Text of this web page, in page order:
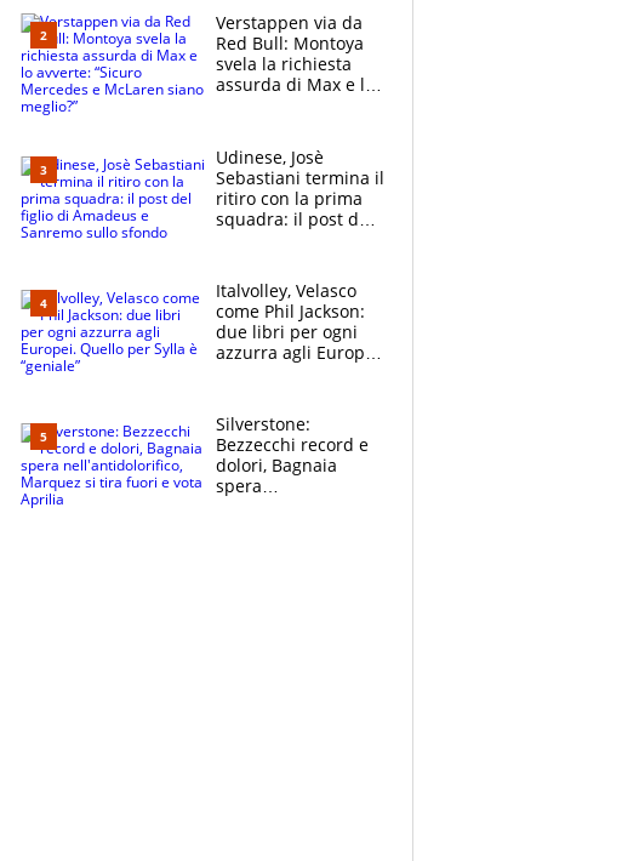
azzurri
Verstappen via da
Red Bull: Montoya
svela la richiesta
assurda di Max e lo
McLaren siano
meglio?”
Udinese, Josè
Sebastiani termina il
ritiro con la prima
squadra: il post del
sfondo
Italvolley, Velasco
come Phil Jackson:
due libri per ogni
azzurra agli Europei.
Silverstone:
Bezzecchi record e
dolori, Bagnaia
spera